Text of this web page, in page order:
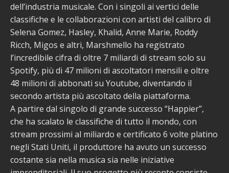
dell’industria musicale. Con i singoli ai vertici delle
classifiche e le collaborazioni con artisti del calibro di
Selena Gomez, Hasley, Khalid, Anne Marie, Roddy
Ricch, Migos e altri, Marshmello ha registrato
l’incredibile cifra di oltre 7 miliardi di stream solo su
Spotify, più di 47 milioni di ascoltatori mensili e oltre
48 milioni di abbonati su Youtube, diventando il
secondo artista più ascoltato della piattaforma.
A partire dal singolo di grande successo “Happier”,
che ha scalato le classifiche di tutto il mondo, con
stream prossimi al miliardo e certificato 6 volte platino
negli Stati Uniti, il produttore ha avuto un successo
costante sia nella musica sia nelle iniziative